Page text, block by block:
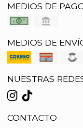
MEDIOS DE
MEDIOS DE
NUESTRAS
CONTACTO